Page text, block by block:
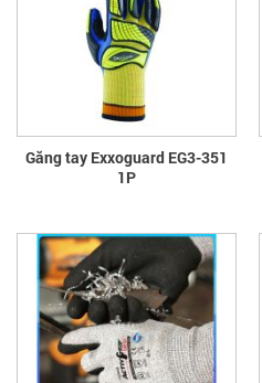
Găng tay Exxoguard EG3-351
1P